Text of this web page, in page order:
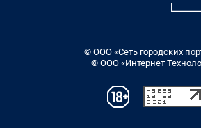
© ООО «Сеть городских
© ООО «Интернет